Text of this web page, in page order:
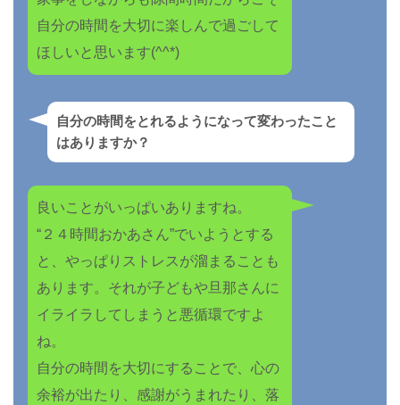
自分の時間を大切に楽しんで過ごして
ほしいと思います(^^*)
自分の時間をとれるようになって変わったこと
はありますか？
良いことがいっぱいありますね。
“２４時間おかあさん”でいようとする
と、やっぱりストレスが溜まることも
あります。それが子どもや旦那さんに
イライラしてしまうと悪循環ですよ
ね。
自分の時間を大切にすることで、心の
余裕が出たり、感謝がうまれたり、落